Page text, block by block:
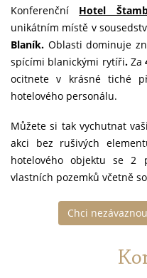
Konferenční Hotel
unikátním místě v
Blaník. Oblasti dominuje
spícími blanickými rytíři.Za
ocitnete v krásné tiché
hotelového personálu.
Můžete si tak vychutnat
akci bez rušivých
hotelového objektu se 2
vlastních pozemků včetně
Chci